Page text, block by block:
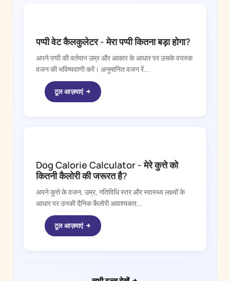
पप्पी वेट कैलकुलेटर - मेरा पप्पी कितना बड़ा होगा?
अपने पप्पी की वर्तमान उम्र और आकार के आधार पर उसके वयस्क
वजन की भविष्यवाणी करें। अनुमानित वजन रें...
टूल आज़माएं
Dog Calorie Calculator - मेरे कुत्ते को
कितनी कैलोरी की जरूरत है?
अपने कुत्ते के वजन, उम्र, गतिविधि स्तर और स्वास्थ्य लक्ष्यों के
आधार पर उनकी दैनिक कैलोरी आवश्यकत...
टूल आज़माएं